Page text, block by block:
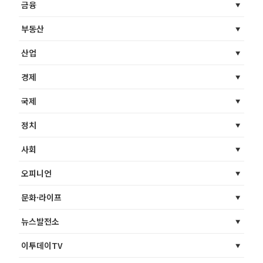
금융
부동산
산업
경제
국제
정치
사회
오피니언
문화·라이프
뉴스발전소
이투데이TV